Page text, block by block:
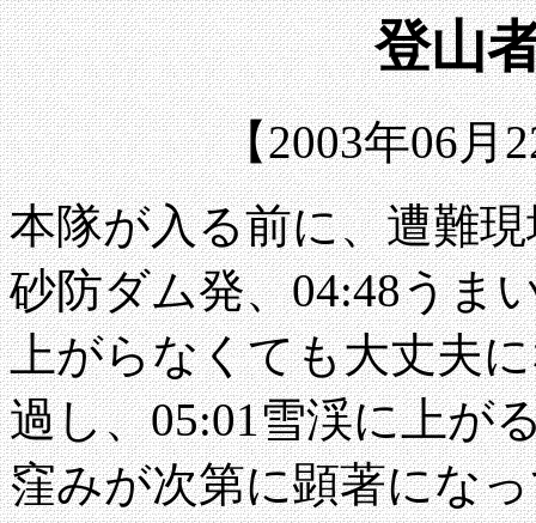
登山
【2003年06月
本隊が入る前に、遭難
砂防ダム発、04:48うま
上がらなくても大丈夫
過し、05:01雪渓に上が
窪みが次第に顕著にな